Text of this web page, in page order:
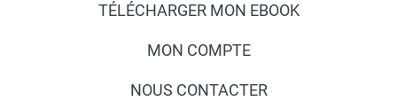
TÉLÉCHARGER MON EBOOK
MON COMPTE
NOUS CONTACTER